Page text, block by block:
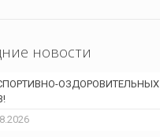
новости
ОЗДОРОВИТЕЛЬНЫХ